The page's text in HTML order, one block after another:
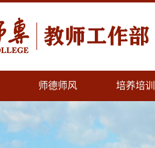
师德师风 培养培训